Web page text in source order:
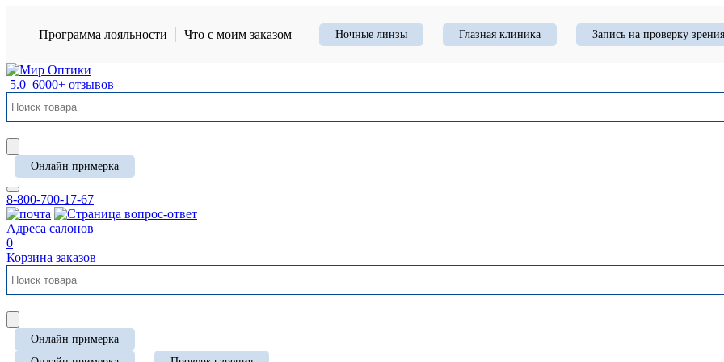
Программа лояльности Что с моим заказом Ночные линзы Глазная клиника Запись на проверку зрения
5.0 6000+ отзывов
Онлайн примерка
8-800-700-17-67
Адреса салонов
0
Корзина заказов
Онлайн примерка